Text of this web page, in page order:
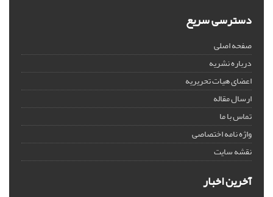
دسترسی سریع
صفحه اصلی
درباره نشریه
اعضای هیات تحریریه
ارسال مقاله
تماس با ما
واژه نامه اختصاصی
نقشه سایت
آخرین اخبار